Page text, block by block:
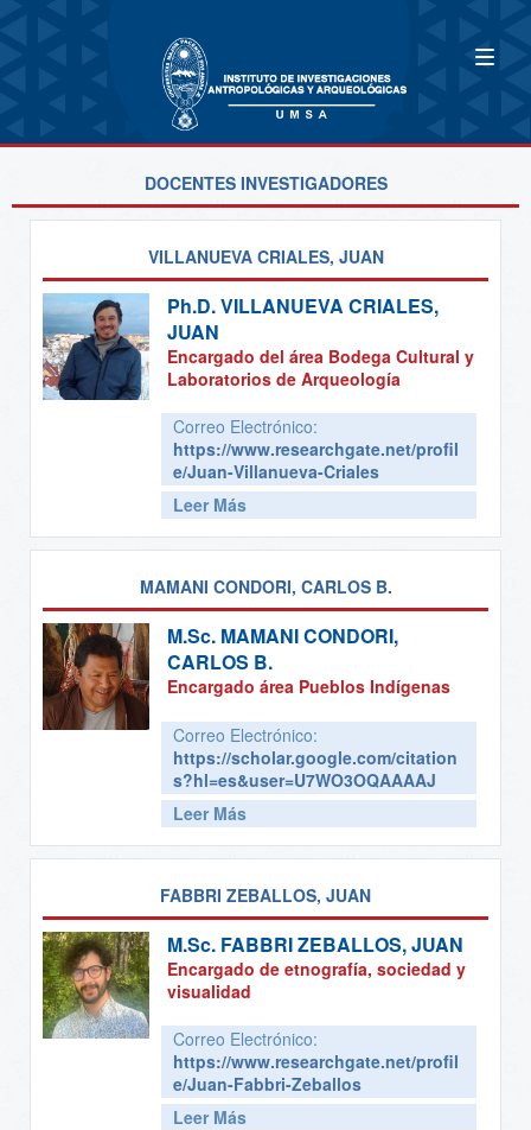
DOCENTES INVESTIGADORES
VILLANUEVA CRIALES, JUAN
Ph.D.VILLANUEVA CRIALES,
JUAN
Encargado del área Bodega Cultural y
Laboratorios de Arqueología
Correo Electrónico:
https://www.researchgate.net/profil
e/Juan-Villanueva-Criales
Leer Más
MAMANI CONDORI, CARLOS B.
M.Sc. MAMANI CONDORI,
CARLOS B.
Encargado área Pueblos Indígenas
Correo Electrónico:
https://scholar.google.com/citation
s?hl=es&user=U7WO3OQAAAAJ
Leer Más
FABBRI ZEBALLOS, JUAN
M.Sc. FABBRI ZEBALLOS, JUAN
Encargado de etnografía, sociedad y
visualidad
Correo Electrónico:
https://www.researchgate.net/profil
e/Juan-Fabbri-Zeballos
Leer Más